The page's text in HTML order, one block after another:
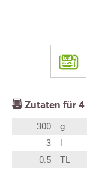
Zutaten für 4
300 g
3
0.5
TL